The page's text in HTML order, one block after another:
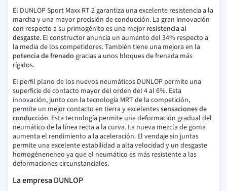
El DUNLOP Sport Maxx RT 2garantiza una excelente resistencia a la
marcha y una mayor precisión de conducción. La gran innovación
con respecto a su primogénito es una mejor resistencia al
desgaste. El constructor anuncia un aumento del 34% respecto a
la media de los competidores.También tiene una mejora en la
potencia de frenado gracias a unos bloques de frenada más
rígidos.
El perfil plano de los nuevos neumáticos DUNLOP permite una
superficie de contacto mayor del orden del 4 al 6%. Esta
innovación, junto con la tecnología MRT de la competición,
permite un mejor contacto en tierra y excelentessensaciones de
conducción. Esta tecnología permite una deformación gradual del
neumático de la línea recta a la curva. La nueva mezcla de goma
aumenta el rendimiento a la aceleración. El vendaje sin juntas
permite una excelente estabilidad a alta velocidad y un desgaste
homogéneneneo ya que el neumático es más resistente a las
deformaciones circunstanciales.
La empresa DUNLOP